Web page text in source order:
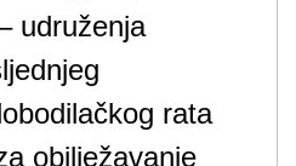
udruženja
rata
obilježavanje